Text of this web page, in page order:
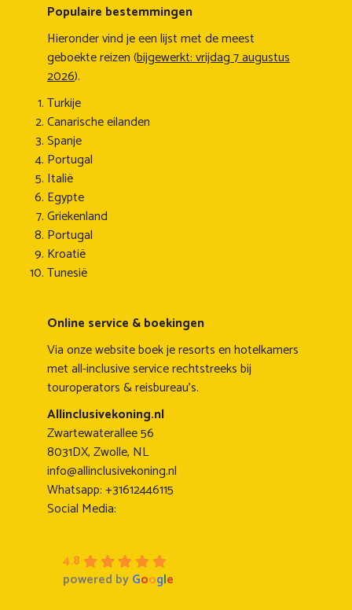
Populaire bestemmingen
Hieronder vind je een lijst met de meest
geboekte reizen (bijgewerkt: vrijdag 7 augustus
2026).
Turkije
Canarische eilanden
Spanje
Portugal
Italië
Egypte
Griekenland
Portugal
Kroatië
Tunesië
Online service & boekingen
Via onze website boek je resorts en hotelkamers
met all-inclusive service rechtstreeks bij
touroperators & reisbureau's.
Allinclusivekoning.nl
Zwartewaterallee 56
8031DX, Zwolle, NL
info@allinclusivekoning.nl
Whatsapp: +31612446115
Social Media:
4.8
powered byGoogle